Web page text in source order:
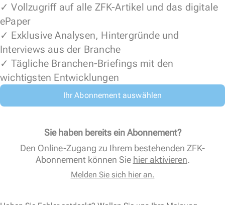
✓ Vollzugriff auf alle ZFK-Artikel und das digitale
ePaper
✓ Exklusive Analysen, Hintergründe und
Interviews aus der Branche
✓ Tägliche Branchen-Briefings mit den
wichtigsten Entwicklungen
Ihr Abonnement auswählen
Sie haben bereits ein Abonnement?
Den Online-Zugang zu Ihrem bestehenden ZFK-
Abonnement können Sie hier aktivieren.
Melden Sie sich hier an.